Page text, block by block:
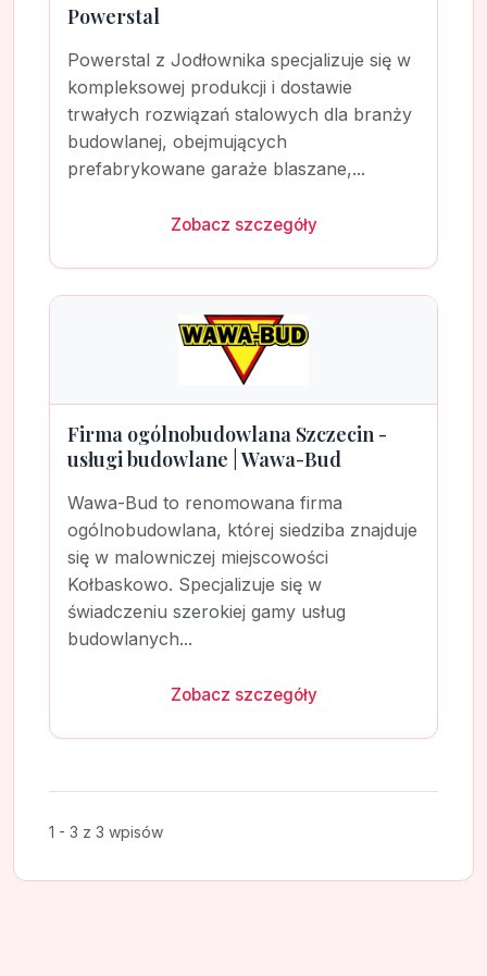
Powerstal
Powerstal z Jodłownika specjalizuje się w
kompleksowej produkcji i dostawie
trwałych rozwiązań stalowych dla branży
budowlanej, obejmujących
prefabrykowane garaże blaszane,...
Zobacz szczegóły
Firma ogólnobudowlana Szczecin -
usługi budowlane | Wawa-Bud
Wawa-Bud to renomowana firma
ogólnobudowlana, której siedziba znajduje
się w malowniczej miejscowości
Kołbaskowo. Specjalizuje się w
świadczeniu szerokiej gamy usług
budowlanych...
Zobacz szczegóły
1 - 3 z 3 wpisów